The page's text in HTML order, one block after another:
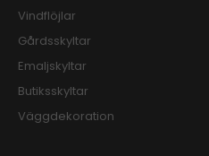
Vindflöjlar
Gårdsskyltar
Emaljskyltar
Butiksskyltar
Väggdekoration